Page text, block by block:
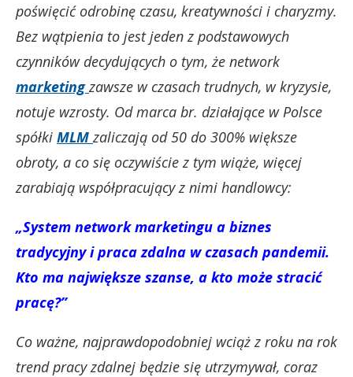
poświęcić odrobinę czasu, kreatywności i charyzmy.
Bez wątpienia to jest jeden z podstawowych
czynników decydujących o tym, że network
marketingzawsze w czasach trudnych, w kryzysie,
notuje wzrosty. Od marca br. działające w Polsce
spółki MLMzaliczają od 50 do 300% większe
obroty, a co się oczywiście z tym wiąże, więcej
zarabiają współpracujący z nimi handlowcy:
„System network marketingu a biznes
tradycyjny i praca zdalna w czasach pandemii.
Kto ma największe szanse, a kto może stracić
pracę?”
Co ważne, najprawdopodobniej wciąż z roku na rok
trend pracy zdalnej będzie się utrzymywał, coraz